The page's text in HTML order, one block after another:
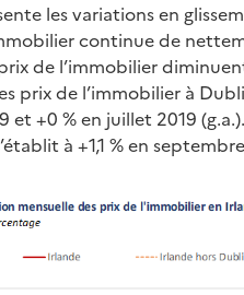
les variations en
continue de
de l’immobilier
prix de l’immobilier à
et +0 % en juillet 2019
à +1,1 % en